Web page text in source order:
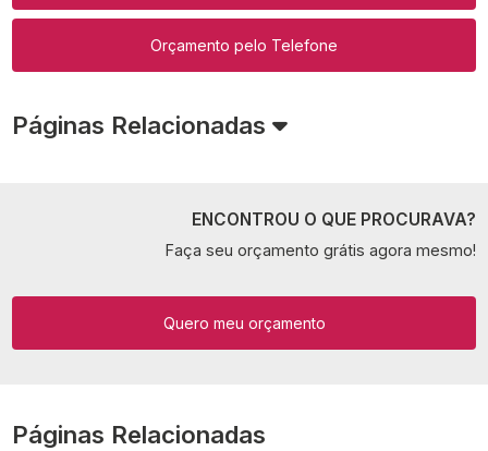
Orçamento pelo Telefone
Páginas Relacionadas
ENCONTROU O QUE PROCURAVA?
Faça seu orçamento grátis agora mesmo!
Quero meu orçamento
Páginas Relacionadas